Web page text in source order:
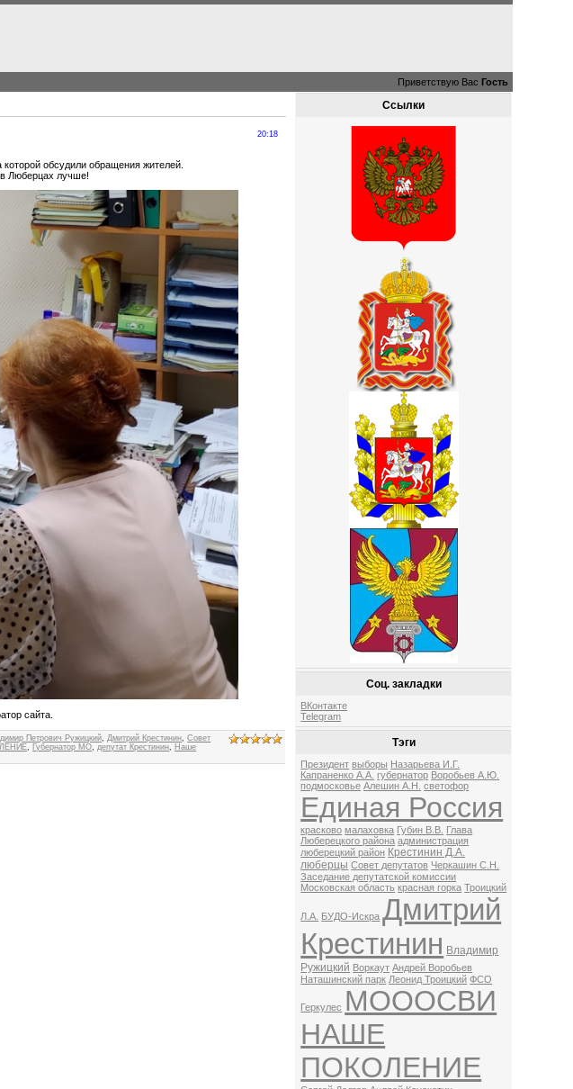
Приветствую Вас Гость
20:18
обсудили обращения жителей.
Люберцах лучше!
сайта.
Петрович Ружицкий Дмитрий Крестинин ,Совет
Губернатор МО депутат Крестинин
Наше
Ссылки
Соц. закладки
ВКонтакте
Telegram
Тэги
Президент выборы Назарьева И.Г.
Капраненко А.А. губернатор Воробьев А.Ю.
подмосковье Алешин А.Н. светофор
Единая Россия
красково малаховка Губин В.В. Глава
Люберецкого района администрация
люберецкий район Крестинин Д.А.
люберцы Совет депутатов Черкашин С.Н.
Заседание депутатской комиссии
Московская область красная горка Троицкий
Л.А. БУДО-Искра Дмитрий
Крестинин Владимир
Ружицкий Воркаут Андрей Воробьев
Наташинский парк Леонид Троицкий ФСО
Геркулес МОООСВИ
НАШЕ
ПОКОЛЕНИЕ